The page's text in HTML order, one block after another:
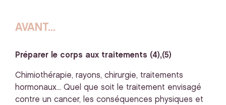
AVANT...
Préparer le corps aux traitements (4),(5)
Chimiothérapie, rayons, chirurgie, traitements
hormonaux... Quel que soit le traitement envisagé
contre un cancer, les conséquences physiques et